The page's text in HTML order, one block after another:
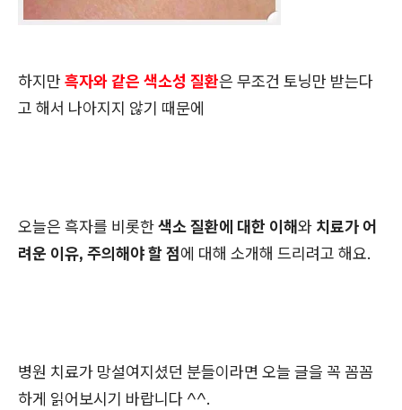
하지만 흑자와 같은 색소성 질환은 무조건 토닝만 받는다
고 해서 나아지지 않기 때문에
오늘은 흑자를 비롯한색소 질환에 대한 이해와 치료가 어
려운 이유, 주의해야 할 점에 대해 소개해 드리려고 해요.
병원 치료가 망설여지셨던 분들이라면 오늘 글을 꼭 꼼꼼
하게 읽어보시기 바랍니다 ^^.